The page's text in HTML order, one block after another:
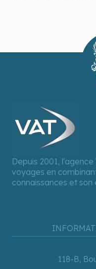
Depuis 2001,
voyages en
connaissances et son
118-B,